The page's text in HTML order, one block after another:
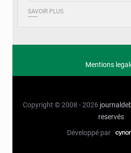
SAVOIR PLUS
Mentions
Copyright © 2008 - 2026
reservés
Développé par